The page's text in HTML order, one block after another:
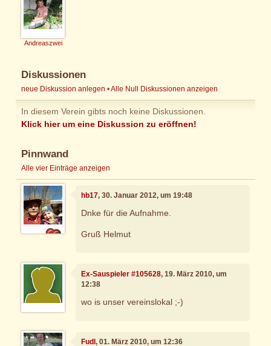
Andreaszwei
Diskussionen
neue Diskussion anlegen •Alle Null Diskussionen anzeigen
In diesem Verein gibts noch keine Diskussionen.
Klick hier um eine Diskussion zu eröffnen!
Pinnwand
Alle vier Einträge anzeigen
hb17, 30. Januar 2012, um 19:48
Dnke für die Aufnahme.
Gruß Helmut
Ex-Sauspieler #105628, 19. März 2010, um
12:38
wo is unser vereinslokal ;-)
Fudl, 01. März 2010, um 12:36